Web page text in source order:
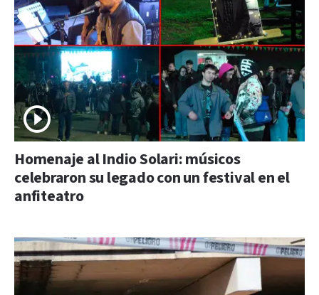
Homenaje al Indio Solari: músicos
celebraron su legado con un festival en el
anfiteatro